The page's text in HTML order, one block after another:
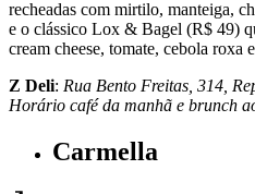
recheadas com mirtilo, manteiga,
e o clássico Lox & Bagel (R$ 49)
cream cheese, tomate, cebola roxa
Z Deli: Rua Bento Freitas, 314,
Horário café da manhã e brunch
Carmella